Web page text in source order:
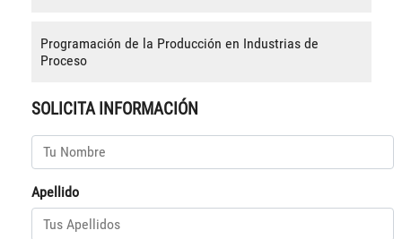
Programación de la Producción en Industrias de
Proceso
SOLICITA INFORMACIÓN
Apellido